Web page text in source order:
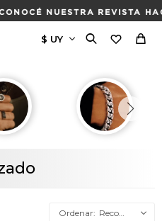
NUESTRA REVISTA
Recomendados